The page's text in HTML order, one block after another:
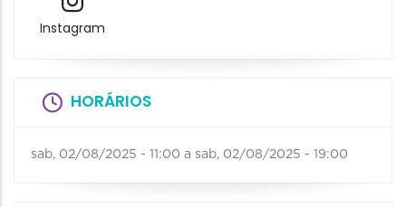
Instagram
HORÁRIOS
sab, 02/08/2025 - 11:00 a sab, 02/08/2025 - 19:00